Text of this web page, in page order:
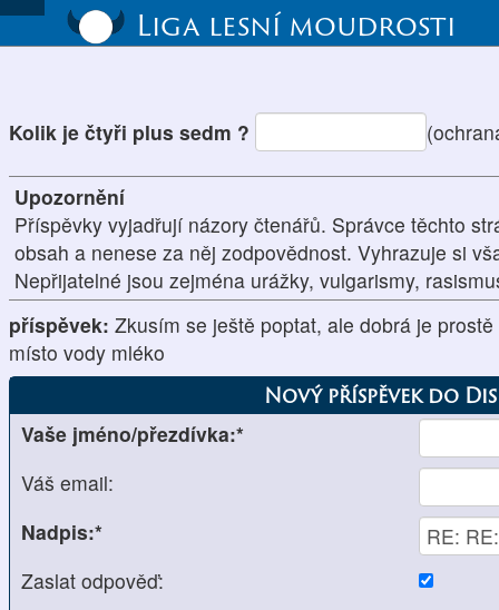
Liga lesní moudrosti
Kolik je čtyři plus sedm ?
Upozornění
Příspěvky vyjadřují názory čtenářů. Správce těchto
obsah a nenese za něj zodpovědnost. Vyhrazuje si
Nepřijatelné jsou zejména urážky, vulgarismy,
příspěvek: Zkusím se ještě poptat, ale dobrá je
místo vody mléko
Nový příspěvek do
Vaše jméno/přezdívka:*
Váš email:
Nadpis:*
Zaslat odpověď: